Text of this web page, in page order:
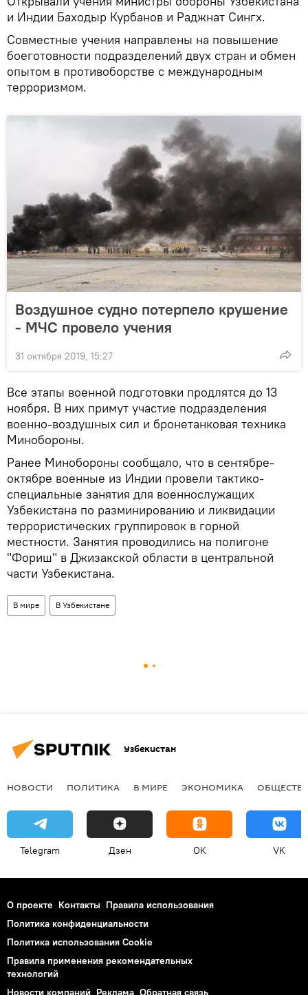
и Индии Баходыр Курбанов и Раджнат Сингх.
Совместные учения направлены на повышение
боеготовности подразделений двух стран и обмен
опытом в противоборстве с международным
терроризмом.
Воздушное судно потерпело крушение
- МЧС провело учения
31 октября 2019, 15:27
Все этапы военной подготовки продлятся до 13
ноября. В них примут участие подразделения
военно-воздушных сил и бронетанковая техника
Минобороны.
Ранее Минобороны сообщало, что в сентябре-
октябре военные из Индии провели тактико-
специальные занятия для военнослужащих
Узбекистана по разминированию и ликвидации
террористических группировок в горной
местности. Занятия проводились на полигоне
"Фориш" в Джизакской области в центральной
части Узбекистана.
В мире В Узбекистане
Узбекистан
НОВОСТИ ПОЛИТИКА В МИРЕ ЭКОНОМИКА
Telegram Дзен OK VK
О проекте Контакты Правила использования
Политика конфиденциальности
Политика использования Cookie
Правила применения рекомендательных
технологий
Новости компаний Реклама Обратная связь